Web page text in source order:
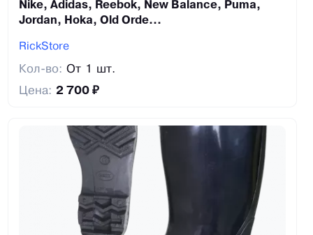
Nike, Adidas, Reebok, New Balance, Puma,
Jordan, Hoka, Old Orde...
RickStore
Кол-во: От 1 шт.
Цена: 2 700 ₽